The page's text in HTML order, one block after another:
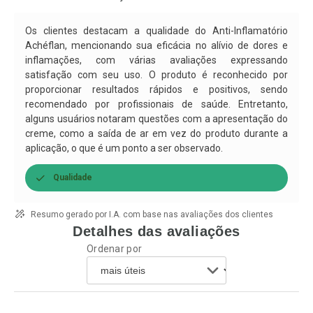
Por R$ 39,19/cada
Por R$ 39,19/cada
Por R$ 62,12/cada
Os clientes destacam a qualidade do Anti-Inflamatório
Achéflan, mencionando sua eficácia no alívio de dores e
inflamações, com várias avaliações expressando
satisfação com seu uso. O produto é reconhecido por
proporcionar resultados rápidos e positivos, sendo
recomendado por profissionais de saúde. Entretanto,
alguns usuários notaram questões com a apresentação do
creme, como a saída de ar em vez do produto durante a
aplicação, o que é um ponto a ser observado.
Qualidade
Resumo gerado por I.A. com base nas avaliações dos clientes
Detalhes das avaliações
Ordenar por